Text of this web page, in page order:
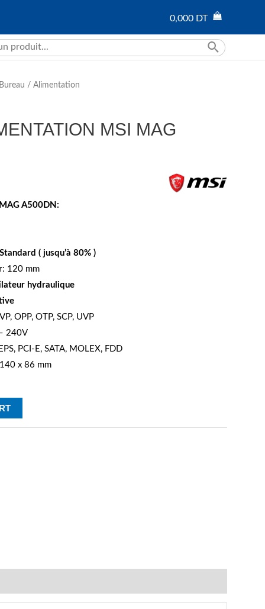
0,000 DT
/ Alimentation
MSI MAG
A500DN:
( jusqu’à 80% )
: 120 mm
hydraulique
OPP, OTP, SCP, UVP
240V
PCI-E, SATA, MOLEX, FDD
x 86 mm